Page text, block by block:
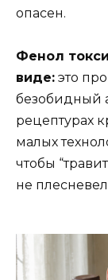
опасен.
Фенол
виде: это
безобидный
рецептурах
малых
чтобы
не